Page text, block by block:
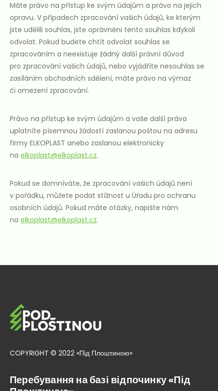
Máte právo na přístup ke svým údajům a právo na jejich
opravu. V případech zpracování vašich údajů, ke kterým
jste udělili souhlas, jste oprávněni tento souhlas kdykoli
odvolat. Pokud budete chtít odvolat souhlas se
zpracováním a neexistuje žádný další právní důvod
pro zpracování vašich údajů, nebo vyjádříte nesouhlas se
zasíláním obchodních sdělení, máte právo na výmaz
či omezení zpracování.
Právo na přístup ke svým údajům a vaše další práva
uplatníte písemnou žádostí zaslanou poštou na adresu
firmy ELKOPLAST anebo zaslanou elektronicky
na elkoplast@elkoplast.cz.
Pokud se domníváte, že zpracování vašich údajů není
v pořádku, můžete podat stížnost u Úřadu pro ochranu
osobních údajů. Pokud máte otázky, napište nám
na elkoplast@elkoplast.cz.
COPYRIGHT © 2022 «Під Плоштиною»
Перебування на базі відпочинку «Під